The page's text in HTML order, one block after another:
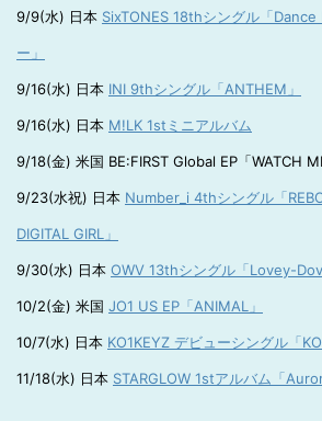
9/9(水) 日本 SixTONES 18thシングル「
ー」
9/16(水) 日本 INI 9thシングル「ANTHEM」
9/16(水) 日本 M!LK 1stミニアルバム
9/18(金) 米国 BE:FIRST Global EP「WATCH
9/23(水祝) 日本 Number_i 4thシングル「
DIGITAL GIRL」
9/30(水) 日本 OWV 13thシングル「Lovey-
10/2(金) 米国 JO1 US EP「ANIMAL」
10/7(水) 日本 KO1KEYZ デビューシングル「
11/18(水) 日本 STARGLOW 1stアルバム「